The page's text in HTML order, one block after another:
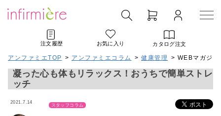
注文履歴 お気に入り カタログ注文
アンファミエTOP > アンファミエコラム > 健康管理 > WEBマガジン
凝った心も体もリラックス！おうちで簡単ストレ
ッチ
2021.7.14
スタッフコラム